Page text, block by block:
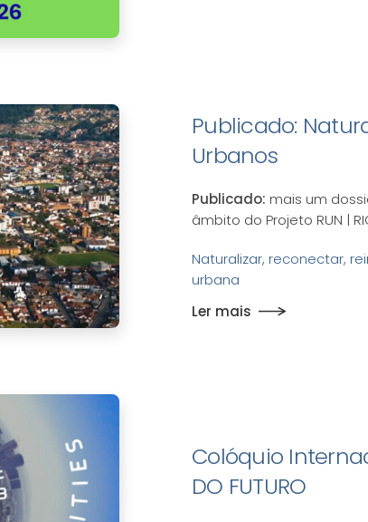
Publicado:
Urbanos
Publicado: mais um
âmbito do Projeto RUN |
Naturalizar, reconectar,
urbana
Ler mais
Colóquio
DO FUTURO